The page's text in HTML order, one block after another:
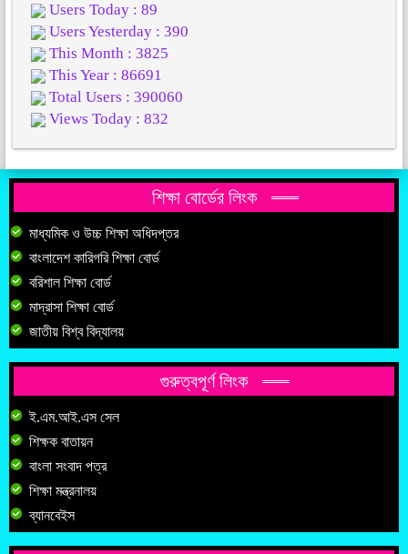
Users Today : 89
Users Yesterday : 390
This Month : 3825
This Year : 86691
Total Users : 390060
Views Today : 832
শিক্ষা বোর্ডের লিংক
মাধ্যমিক ও উচ্চ শিক্ষা অধিদপ্তর
বাংলাদেশ কারিগরি শিক্ষা বোর্ড
বরিশাল শিক্ষা বোর্ড
মাদ্রাসা শিক্ষা বোর্ড
জাতীয় বিশ্ব বিদ্যালয়
গুরুত্বপূর্ণ লিংক
ই.এম.আই.এস সেল
শিক্ষক বাতায়ন
বাংলা সংবাদ পত্র
শিক্ষা মন্ত্রনালয়
ব্যানবেইস